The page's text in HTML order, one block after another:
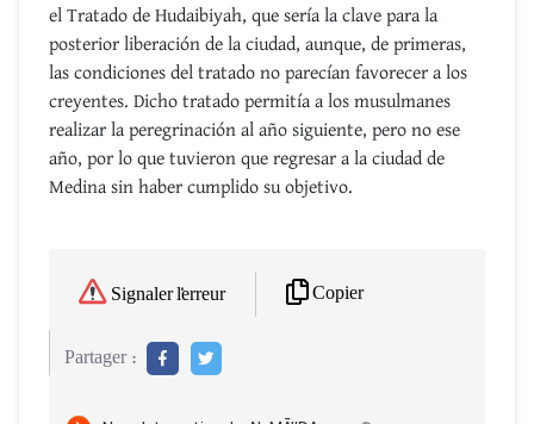
el Tratado de Hudaibiyah, que sería la clave para la
posterior liberación de la ciudad, aunque, de primeras,
las condiciones del tratado no parecían favorecer a los
creyentes. Dicho tratado permitía a los musulmanes
realizar la peregrinación al año siguiente, pero no ese
año, por lo que tuvieron que regresar a la ciudad de
Medina sin haber cumplido su objetivo.
Signaler l'erreur Copier
Partager :